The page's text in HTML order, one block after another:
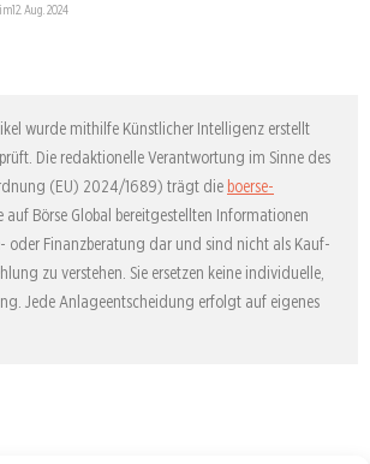
12. Aug. 2024
wurde mithilfe Künstlicher Intelligenz erstellt
Die redaktionelle Verantwortung im Sinne des
(EU) 2024/1689) trägt die boerse-
auf Börse Global bereitgestellten Informationen
oder Finanzberatung dar und sind nicht als Kauf-
zu verstehen. Sie ersetzen keine individuelle,
Jede Anlageentscheidung erfolgt auf eigenes